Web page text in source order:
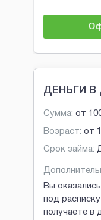
Brobaza -
ДЕНЬГИ В
Сумма: от
Возраст: от
Срок займа:
Вы
под
получаете в